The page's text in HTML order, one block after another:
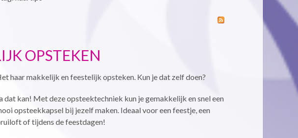
OPSTEKEN
haar makkelijk en feestelijk opsteken. Kun je dat zelf doen?
dat kan! Met deze opsteektechniek kun je gemakkelijk en snel een
opsteekkapsel bij jezelf maken. Ideaal voor een feestje, een
of tijdens de feestdagen!